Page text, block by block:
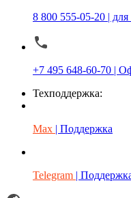
8 800 555-05-20 |
+7 495 648-60-70 |
Техподдержка:
Max | Поддержка
Telegram |